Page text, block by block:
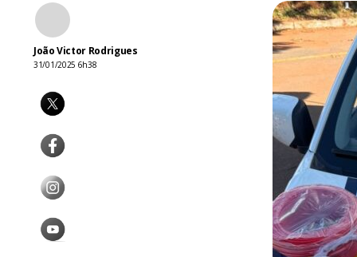
João Victor Rodrigues
31/01/2025 6h38